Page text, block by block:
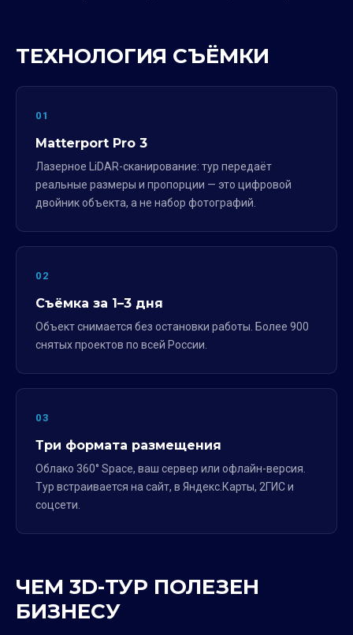
ТЕХНОЛОГИЯ СЪЁМКИ
01
Matterport Pro 3
Лазерное LiDAR-сканирование: тур передаёт
реальные размеры и пропорции — это цифровой
двойник объекта, а не набор фотографий.
02
Съёмка за 1–3 дня
Объект снимается без остановки работы. Более 900
снятых проектов по всей России.
03
Три формата размещения
Облако 360° Space, ваш сервер или офлайн-версия.
Тур встраивается на сайт, в Яндекс.Карты, 2ГИС и
соцсети.
ЧЕМ 3D-ТУР ПОЛЕЗЕН
БИЗНЕСУ